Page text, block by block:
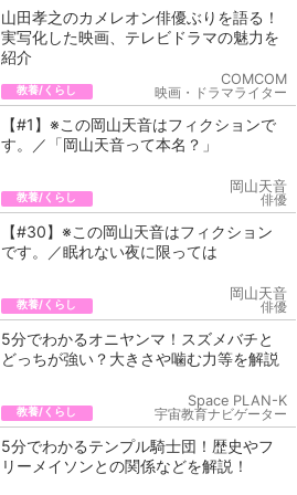
山田孝之のカメレオン俳優ぶりを語る！
実写化した映画、テレビドラマの魅力を
紹介
教養/くらし
COMCOM
映画・ドラマライター
【#1】※この岡山天音はフィクションで
す。／「岡山天音って本名？」
教養/くらし
岡山天音
俳優
【#30】※この岡山天音はフィクション
です。／眠れない夜に限っては
教養/くらし
岡山天音
俳優
5分でわかるオニヤンマ！スズメバチと
どっちが強い？大きさや噛む力等を解説
教養/くらし
Space PLAN-K
宇宙教育ナビゲーター
5分でわかるテンプル騎士団！歴史やフ
リーメイソンとの関係などを解説！